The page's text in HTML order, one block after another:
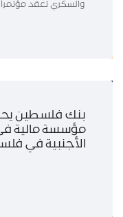
والسكري تعقد
بنك فلسطين
مؤسسة مالية
الأجنبية في فلسطين